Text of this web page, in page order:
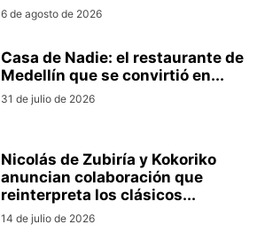
6 de agosto de 2026
Casa de Nadie: el restaurante de
Medellín que se convirtió en...
31 de julio de 2026
Nicolás de Zubiría y Kokoriko
anuncian colaboración que
reinterpreta los clásicos...
14 de julio de 2026